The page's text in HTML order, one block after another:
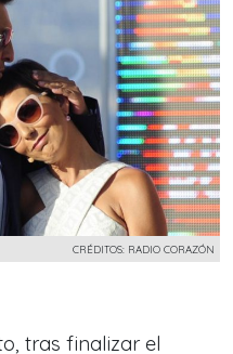
CRÉDITOS: RADIO CORAZÓN
tras finalizar el